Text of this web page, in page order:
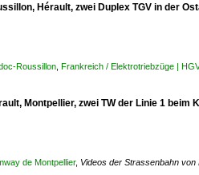
Hérault, zwei Duplex TGV in der
Roussillon Frankreich / Elektrotriebzüge |
Montpellier, zwei TW der Linie 1 beim
de Montpellier, Videos der Strassenbahn von